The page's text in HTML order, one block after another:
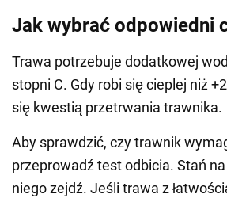
Jak wybrać odpowiedni
Trawa potrzebuje dodatkowej
stopni C. Gdy robi się cieplej niż
się kwestią przetrwania trawnika.
Aby sprawdzić, czy trawnik
przeprowadź test odbicia. Stań
niego zejdź. Jeśli trawa z